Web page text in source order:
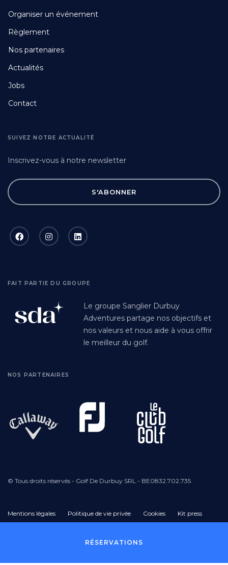
RÉSERVATIONS
Footer
Fourth
Organiser un événement
Règlement
Nos partenaires
Actualités
Jobs
Contact
SUIVEZ NOTRE ACTUALITÉ
Inscrivez-vous à notre newsletter
S'ABONNER
FAIT PARTIE DU GROUPE
Le groupe Sanglier Durbuy
Adventures partage nos objectifs et
nos valeurs et nous aide à vous offrir
le meilleur du golf.
NOS PARTENAIRES
© Tous droits réservés - Golf De Durbuy SRL - BE0832.702.735
Mentions légales Politique de vie privée Cookies Kit press